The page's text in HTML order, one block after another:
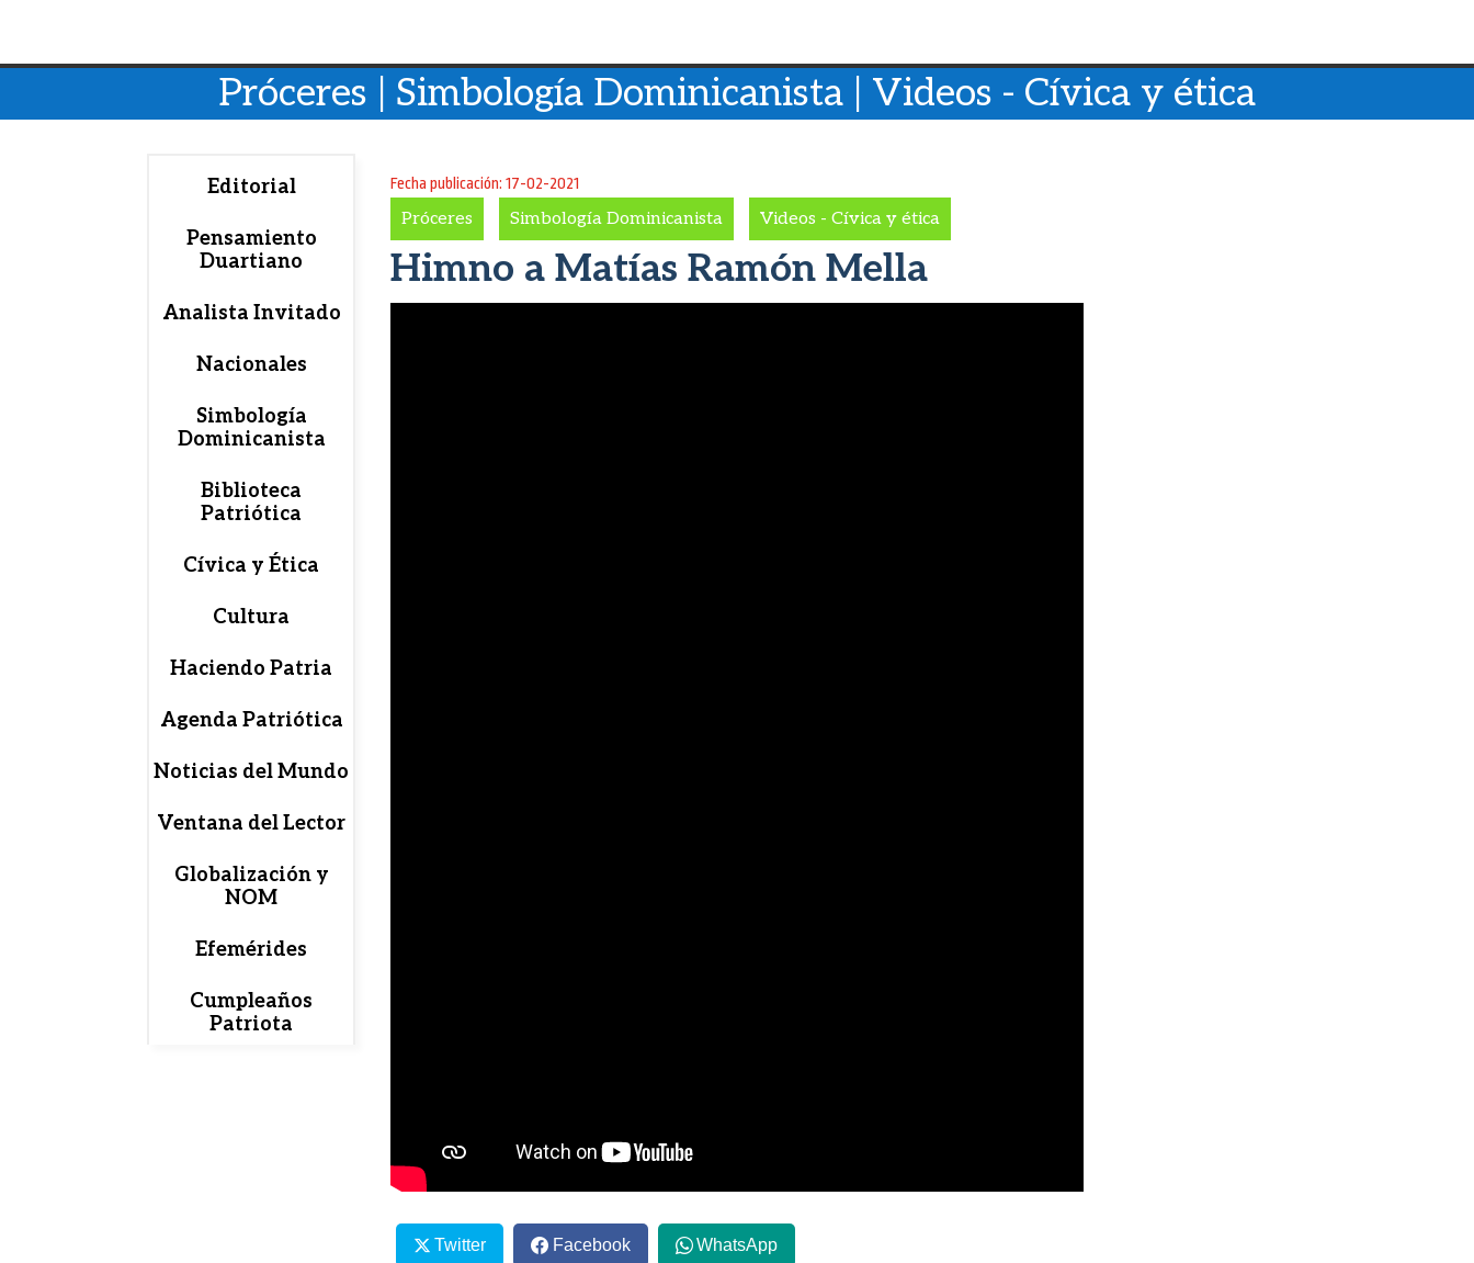
Próceres | Simbología Dominicanista | Videos - Cívica y ética
Editorial
Pensamiento
Duartiano
Analista Invitado
Nacionales
Simbología
Dominicanista
Biblioteca
Patriótica
Cívica y Ética
Cultura
Haciendo Patria
Agenda Patriótica
Noticias del Mundo
Ventana del Lector
Globalización y
NOM
Efemérides
Cumpleaños
Patriota
Fecha publicación: 17-02-2021
Próceres Simbología Dominicanista Videos - Cívica y ética
Himno a Matías Ramón Mella
Twitter Facebook WhatsApp